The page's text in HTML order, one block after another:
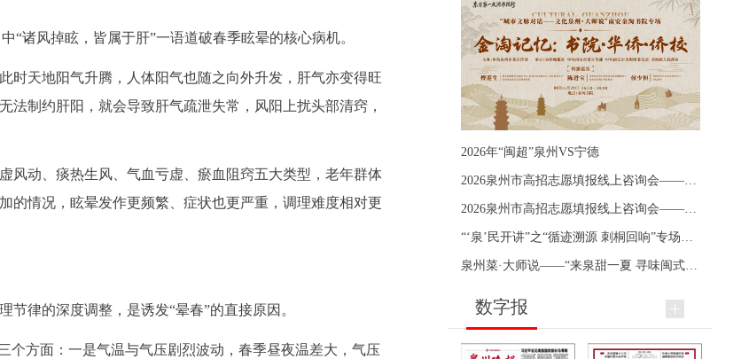
“诸风掉眩，皆属于肝”一语道破春季眩晕的核心病机。
时天地阳气升腾，人体阳气也随之向外升发，肝气亦变得旺
制约肝阳，就会导致肝气疏泄失常，风阳上扰头部清窍，
风动、痰热生风、气血亏虚、瘀血阻窍五大类型，老年群体
的情况，眩晕发作更频繁、症状也更严重，调理难度相对更
律的深度调整，是诱发“晕春”的直接原因。
个方面：一是气温与气压剧烈波动，春季昼夜温差大，气压
2026年“闽超”泉州VS宁德
数字报